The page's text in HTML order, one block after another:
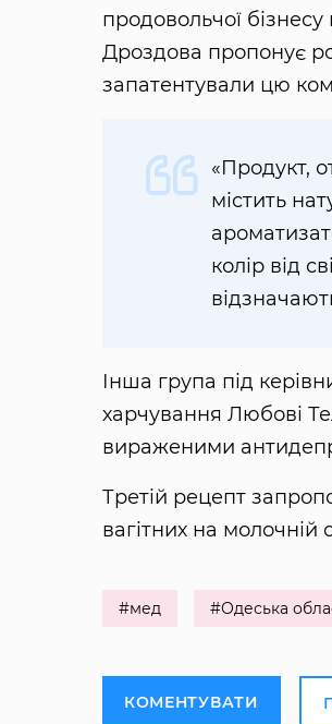
продовольчої
Дроздова пропонує
запатентували цю
«Продукт,
містить
колір від
Інша група під
харчування Любові
вираженими
Третій рецепт
вагітних на молочній
#мед #Одеська
КОМЕНТУВАТИ